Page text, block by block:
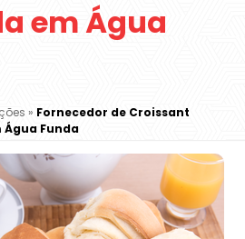
em Água
» Fornecedor de Croissant
Água Funda